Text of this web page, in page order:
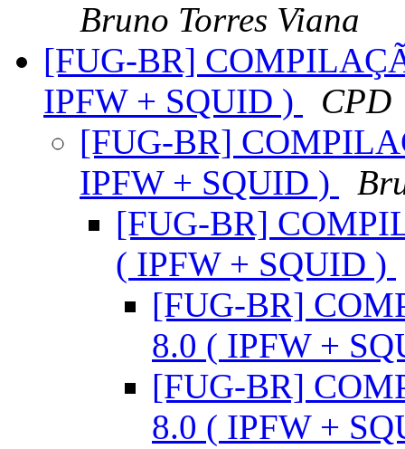
Bruno Torres Viana
[FUG-BR]
IPFW + SQUID )
CPD
[FUG-BR]
IPFW + SQUID )
[FUG-BR]
( IPFW + SQUID )
[FUG-BR]
8.0 ( IPFW +
[FUG-BR]
8.0 ( IPFW +